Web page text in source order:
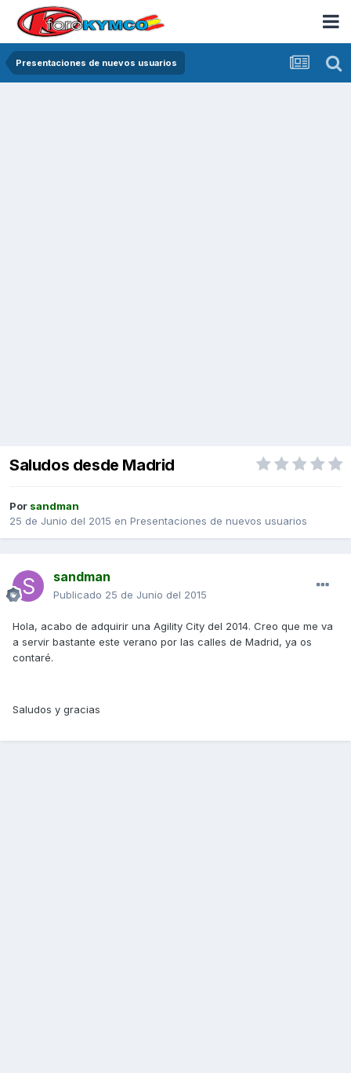
Presentaciones de nuevos usuarios
Saludos desde Madrid
Por sandman
25 de Junio del 2015 en Presentaciones de nuevos usuarios
sandman
Publicado 25 de Junio del 2015
Hola, acabo de adquirir una Agility City del 2014. Creo que me va
a servir bastante este verano por las calles de Madrid, ya os
contaré.
Saludos y gracias